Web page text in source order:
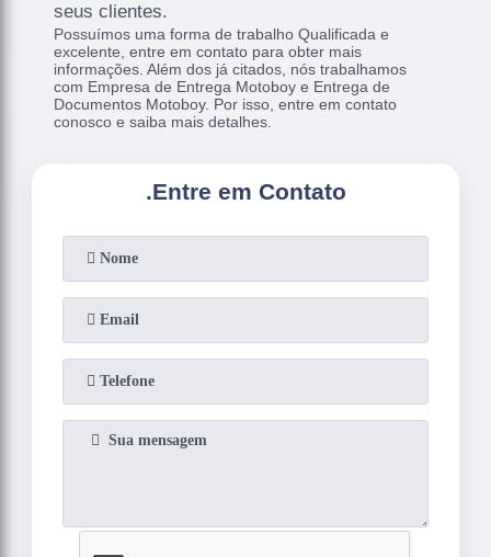
seus clientes.
Possuímos uma forma de trabalho Qualificada e
excelente, entre em contato para obter mais
informações. Além dos já citados, nós trabalhamos
com Empresa de Entrega Motoboy e Entrega de
Documentos Motoboy. Por isso, entre em contato
conosco e saiba mais detalhes.
.Entre em Contato